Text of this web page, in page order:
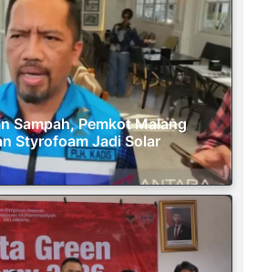
Sampah, Pemkot Malang
Styrofoam Jadi Solar